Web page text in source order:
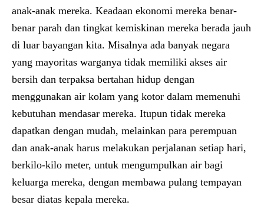
anak-anak mereka. Keadaan ekonomi mereka benar-
benar parah dan tingkat kemiskinan mereka berada jauh
di luar bayangan kita. Misalnya ada banyak negara
yang mayoritas warganya tidak memiliki akses air
bersih dan terpaksa bertahan hidup dengan
menggunakan air kolam yang kotor dalam memenuhi
kebutuhan mendasar mereka. Itupun tidak mereka
dapatkan dengan mudah, melainkan para perempuan
dan anak-anak harus melakukan perjalanan setiap hari,
berkilo-kilo meter, untuk mengumpulkan air bagi
keluarga mereka, dengan membawa pulang tempayan
besar diatas kepala mereka.